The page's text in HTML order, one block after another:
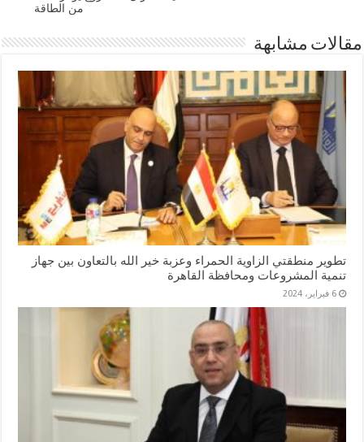
من الطاقة
مقالات مشابهة
تطوير منطقتي الزاوية الحمراء وعزبة خير الله بالتعاون بين جهاز
تنمية المشروعات ومحافظة القاهرة
6 فبراير، 2024